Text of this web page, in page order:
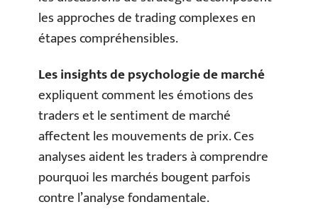
les approches de trading complexes en
étapes compréhensibles.
Les insights de psychologie de marché
expliquent comment les émotions des
traders et le sentiment de marché
affectent les mouvements de prix. Ces
analyses aident les traders à comprendre
pourquoi les marchés bougent parfois
contre l’analyse fondamentale.